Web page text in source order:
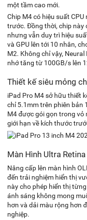
một tầm cao mới.
Chip M4 có hiệu suất
trước. Đồng thời, chip này
nhưng vẫn duy trì hiệu
và GPU lên tới 10 nhân,
M2. Không chỉ vậy,
nhớ tăng từ 100GB/s lên
Thiết kế siêu mỏng
iPad Pro M4 sở hữu thiết
chỉ 5.1mm trên phiên bản
M4 được gói gọn trong vỏ
giới hạn về kích thước
Màn Hình Ultra Retina
Nâng cấp lên màn hình
đến trải nghiệm hiển thị
này cho phép hiển thị
ánh sáng không mong
hơn và dải màu rộng hơn
nghiệp.